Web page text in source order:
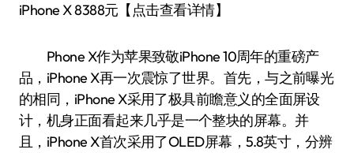
iPhone X 8388元【点击查看详情】
Phone X作为苹果致敬iPhone 10周年的重磅产
品，iPhone X再一次震惊了世界。首先，与之前曝光
的相同，iPhone X采用了极具前瞻意义的全面屏设
计，机身正面看起来几乎是一个整块的屏幕。并
且，iPhone X首次采用了OLED屏幕，5.8英寸，分辨